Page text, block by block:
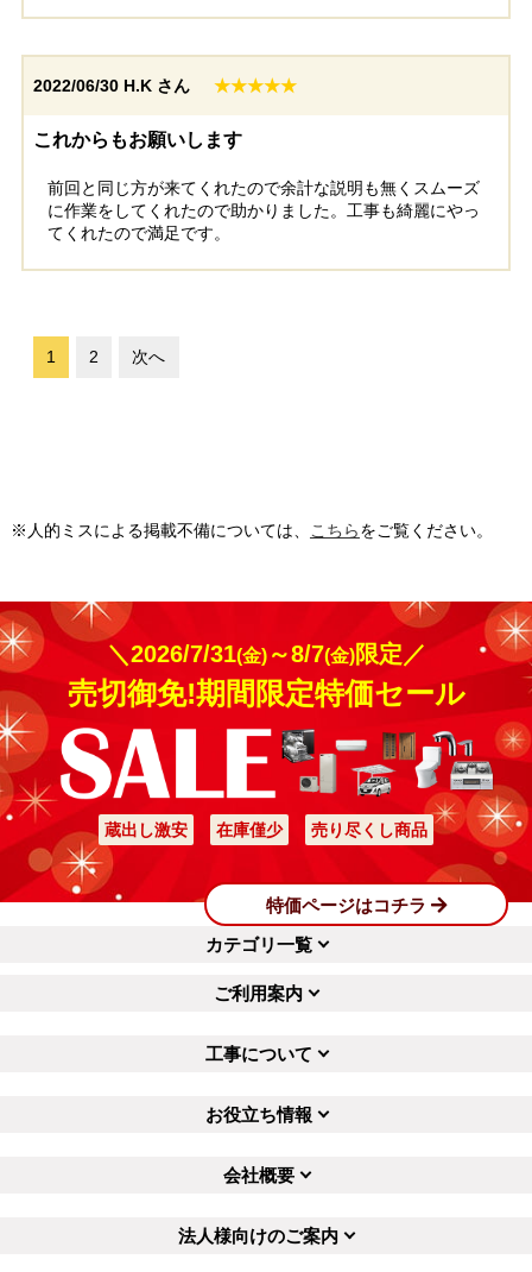
2022/06/30 H.K さん ★★★★★
これからもお願いします
前回と同じ方が来てくれたので余計な説明も無くスムーズ
に作業をしてくれたので助かりました。工事も綺麗にやっ
てくれたので満足です。
1 2 次へ
※人的ミスによる掲載不備については、 こちらをご覧ください。
＼2026/7/31(金)～8/7(金)限定／
売切御免!期間限定特価セール
蔵出し激安 在庫僅少 売り尽くし商品
特価ページはコチラ
カテゴリ一覧
ご利用案内
工事について
お役立ち情報
会社概要
法人様向けのご案内